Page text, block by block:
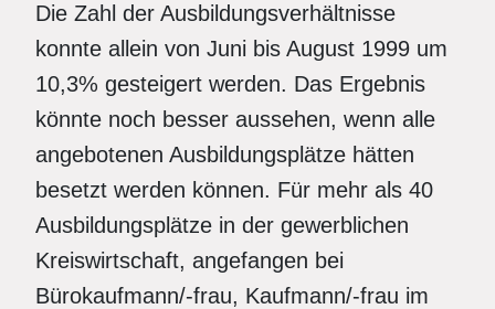
Die Zahl der Ausbildungsverhältnisse
konnte allein von Juni bis August 1999 um
10,3% gesteigert werden. Das Ergebnis
könnte noch besser aussehen, wenn alle
angebotenen Ausbildungsplätze hätten
besetzt werden können. Für mehr als 40
Ausbildungsplätze in der gewerblichen
Kreiswirtschaft, angefangen bei
Bürokaufmann/-frau, Kaufmann/-frau im